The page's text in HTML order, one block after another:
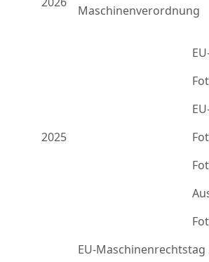
Maschinenverordnung
2025
EU-Maschinenrechtstag